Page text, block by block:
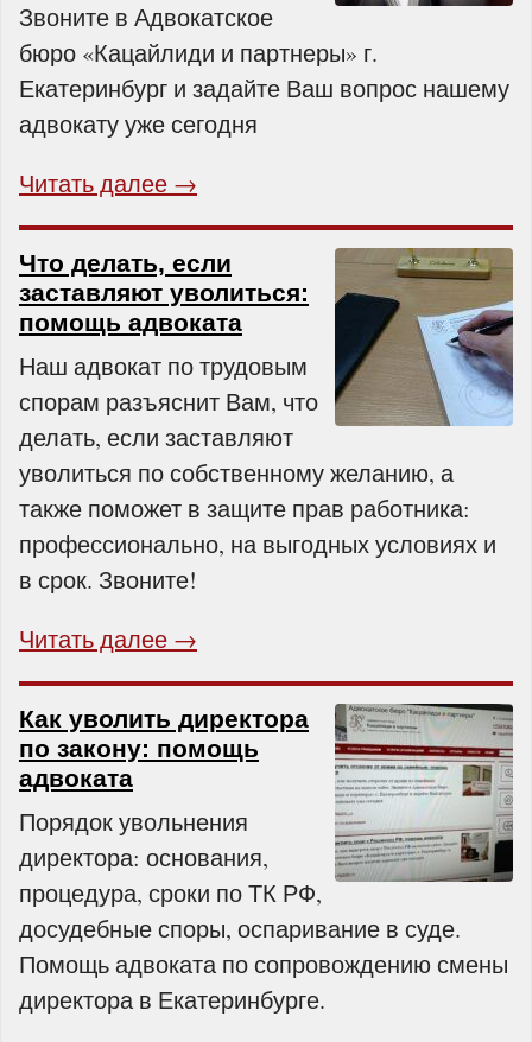
Звоните в Адвокатское
бюро «Кацайлиди и партнеры» г.
Екатеринбург и задайте Ваш вопрос нашему
адвокату уже сегодня
Читать далее →
Что делать, если
заставляют уволиться:
помощь адвоката
Наш адвокат по трудовым
спорам разъяснит Вам, что
делать, если заставляют
уволиться по собственному желанию, а
также поможет в защите прав работника:
профессионально, на выгодных условиях и
в срок. Звоните!
Читать далее →
Как уволить директора
по закону: помощь
адвоката
Порядок увольнения
директора: основания,
процедура, сроки по ТК РФ,
досудебные споры, оспаривание в суде.
Помощь адвоката по сопровождению смены
директора в Екатеринбурге.